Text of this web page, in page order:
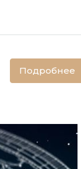
Подробнее